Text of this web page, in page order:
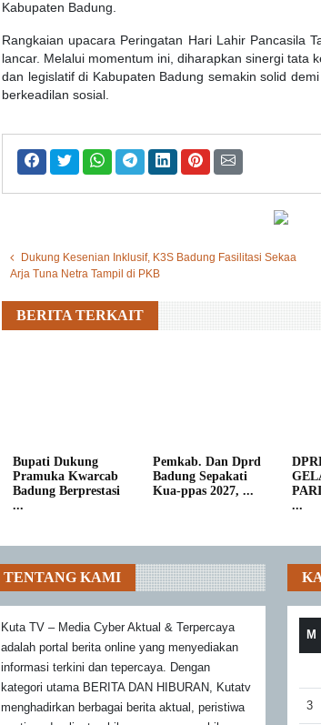
Kabupaten Badung.
Rangkaian upacara Peringatan Hari Lahir Pancasila
lancar. Melalui momentum ini, diharapkan sinergi tata
dan legislatif di Kabupaten Badung semakin solid
berkeadilan sosial.
Dukung Kesenian Inklusif, K3S Badung Fasilitasi Sekaa
Arja Tuna Netra Tampil di PKB
BERITA TERKAIT
Bupati Dukung
Pramuka Kwarcab
Badung Berprestasi
...
Pemkab. Dan Dprd
Badung Sepakati
Kua-ppas 2027, ...
...
TENTANG KAMI
Kuta TV – Media Cyber Aktual & Terpercaya
adalah portal berita online yang menyediakan
informasi terkini dan tepercaya. Dengan
kategori utama BERITA DAN HIBURAN, Kutatv
menghadirkan berbagai berita aktual, peristiwa
M
3